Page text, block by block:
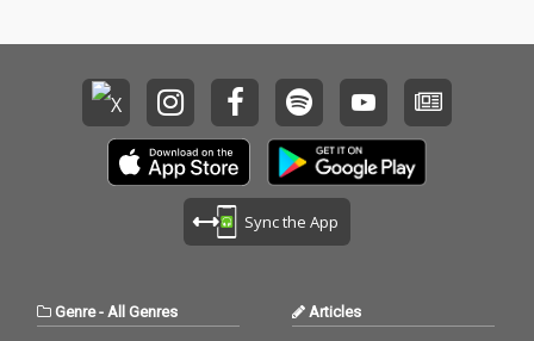
た、全3曲入りシング
ルとなっています。
Sync the App
Genre-All Genres Articles